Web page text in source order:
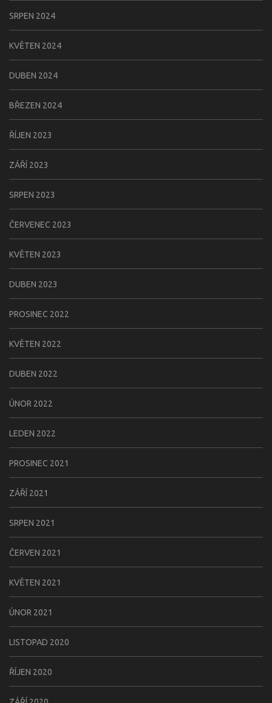
SRPEN 2024
KVĚTEN 2024
DUBEN 2024
BŘEZEN 2024
ŘÍJEN 2023
ZÁŘÍ 2023
SRPEN 2023
ČERVENEC 2023
KVĚTEN 2023
DUBEN 2023
PROSINEC 2022
KVĚTEN 2022
DUBEN 2022
ÚNOR 2022
LEDEN 2022
PROSINEC 2021
ZÁŘÍ 2021
SRPEN 2021
ČERVEN 2021
KVĚTEN 2021
ÚNOR 2021
LISTOPAD 2020
ŘÍJEN 2020